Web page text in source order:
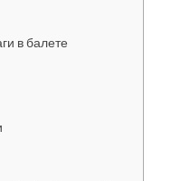
в балете